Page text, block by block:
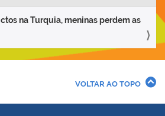
na Turquia, meninas perdem as
VOLTAR AO TOPO